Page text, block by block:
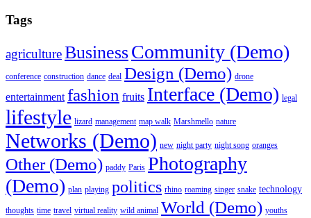
Tags
agricultureBusinessCommunity (Demo)
conference construction dance deal Design (Demo) drone
entertainment fashion fruits Interface (Demo) legal
lifestyle lizard management map walk Marshmello nature
Networks (Demo) new night party night song oranges
Other (Demo) paddy Paris Photography
(Demo) plan playing politics rhino roaming singer snake technology
thoughts time travel virtual reality wild animal World (Demo) youths